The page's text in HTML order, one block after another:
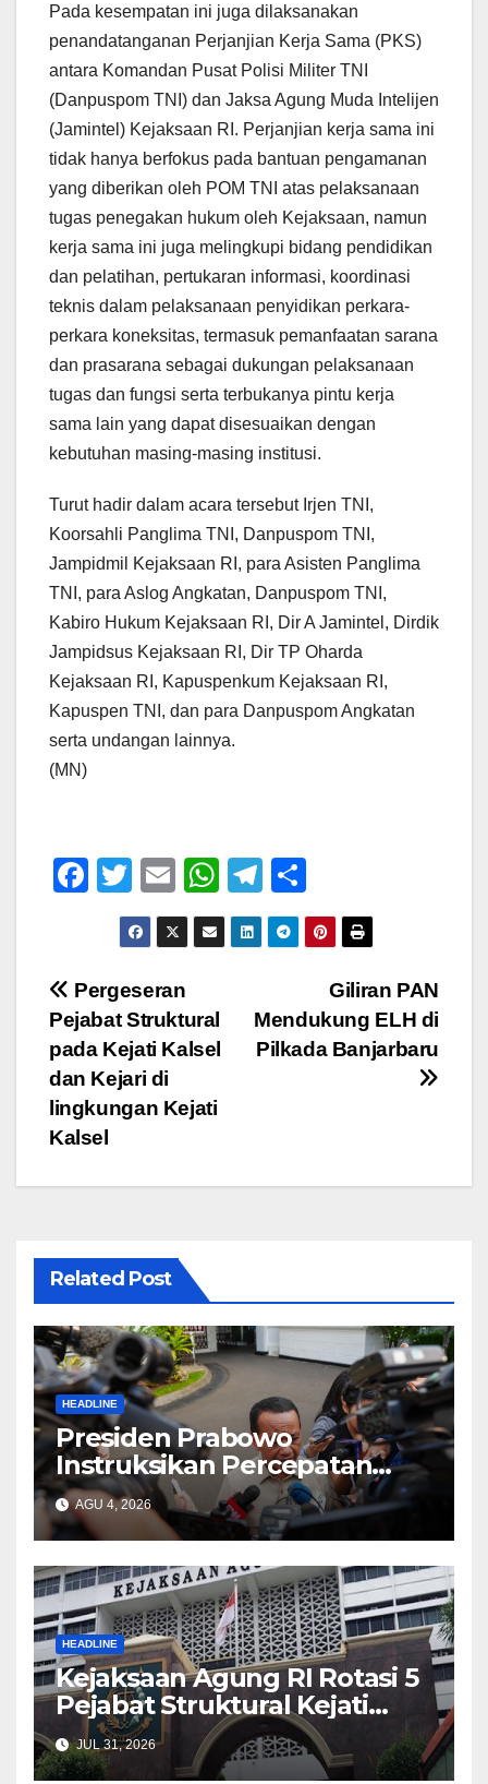
Pada kesempatan ini juga dilaksanakan
penandatanganan Perjanjian Kerja Sama (PKS)
antara Komandan Pusat Polisi Militer TNI
(Danpuspom TNI) dan Jaksa Agung Muda Intelijen
(Jamintel) Kejaksaan RI. Perjanjian kerja sama ini
tidak hanya berfokus pada bantuan pengamanan
yang diberikan oleh POM TNI atas pelaksanaan
tugas penegakan hukum oleh Kejaksaan, namun
kerja sama ini juga melingkupi bidang pendidikan
dan pelatihan, pertukaran informasi, koordinasi
teknis dalam pelaksanaan penyidikan perkara-
perkara koneksitas, termasuk pemanfaatan sarana
dan prasarana sebagai dukungan pelaksanaan
tugas dan fungsi serta terbukanya pintu kerja
sama lain yang dapat disesuaikan dengan
kebutuhan masing-masing institusi.
Turut hadir dalam acara tersebut Irjen TNI,
Koorsahli Panglima TNI, Danpuspom TNI,
Jampidmil Kejaksaan RI, para Asisten Panglima
TNI, para Aslog Angkatan, Danpuspom TNI,
Kabiro Hukum Kejaksaan RI, Dir A Jamintel, Dirdik
Jampidsus Kejaksaan RI, Dir TP Oharda
Kejaksaan RI, Kapuspenkum Kejaksaan RI,
Kapuspen TNI, dan para Danpuspom Angkatan
serta undangan lainnya.
(MN)
F
e
b
o
o
k
T
wi
tt
er
E
m
ail
W
h
at
p
T
el
e
a
m
h
ar
Navigasi
pos
Giliran PAN
Mendukung ELH di
Pilkada Banjarbaru
Pergeseran
Pejabat Struktural
pada Kejati Kalsel
dan Kejari di
lingkungan Kejati
Kalsel
Related Post
HEADLINE
Presiden Prabowo
Instruksikan Percepatan
Penanganan Penyelesaian
Pemadamam Listrik di
Sejumlah Wilayah
AGU 4, 2026
HEADLINE
Kejaksaan Agung RI Rotasi 5
Pejabat Struktural Kejati
Kalsel dan 4 Kejari di
Wilayahnya
JUL 31, 2026